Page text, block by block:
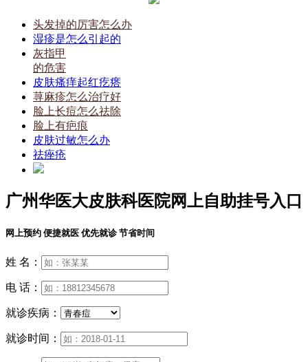
头发掉的厉害怎么办
湿疹是怎么引起的
灰指甲
的危害
皮肤瘙痒起红疙瘩
荨麻疹怎么治疗好
脸上长痘怎么祛除
脸上有疤痕
皮肤过敏怎么办
祛痤疮
广州华医大皮肤科医院网上自助挂号入口
网上预约 便捷就医 优先就诊 节省时间
姓 名：
电 话：
就诊疾病：
就诊时间：